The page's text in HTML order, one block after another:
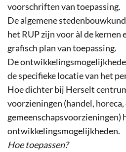
voorschriften van toepassing.
De algemene
het RUP zijn voor àl de kernen
grafisch plan van toepassing.
De
de specifieke locatie van het
Hoe dichter bij Herselt
voorzieningen (handel,
gemeenschapsvoorzieningen)
ontwikkelingsmogelijkheden.
Hoe toepassen?